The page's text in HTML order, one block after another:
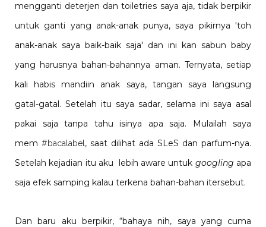
mengganti deterjen dan toiletries saya aja, tidak berpikir
untuk ganti yang anak-anak punya, saya pikirnya 'toh
anak-anak saya baik-baik saja' dan ini kan sabun baby
yang harusnya bahan-bahannya aman. Ternyata, setiap
kali habis mandiin anak saya, tangan saya langsung
gatal-gatal. Setelah itu saya sadar, selama ini saya asal
pakai saja tanpa tahu isinya apa saja. Mulailah saya
mem #bacalabel , saat dilihat ada SLeS dan parfum-nya.
Setelah kejadian itu aku lebih aware untuk googling apa
saja efek samping kalau terkena bahan-bahan itersebut.
Dan baru aku berpikir, “bahaya nih, saya yang cuma